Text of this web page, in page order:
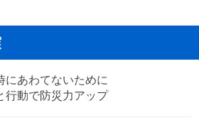
にあわてないために
行動で防災力アップ